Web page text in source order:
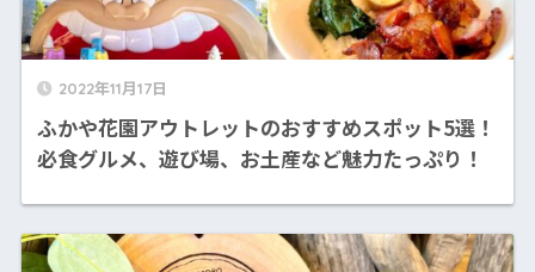
2022年11月17日
ふかや花園アウトレットのおすすめスポット5選！
必食グルメ、遊び場、お土産など魅力たっぷり！